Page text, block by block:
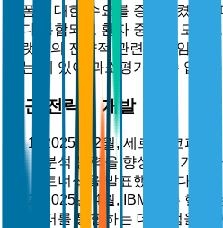
랫폼에 대한 수요를 증가시켰습
보다 통합되고 환자 중심의 모델
플랫폼의 전략적 관련성은 임상
키는 데 있어 과소평가될 수 없습
최근 전략적 개발
2025년 2월, 세르너 코퍼레
분석 능력을 향상시키기 위
트너십을 발표했습니다.
2025년 4월, IBM 왓슨 헬스
터를 통합하는 데 중점을